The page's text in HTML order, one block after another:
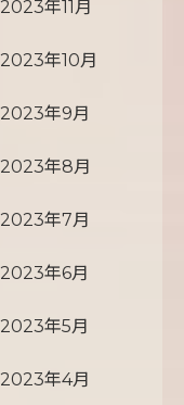
2023年11月
2023年10月
2023年9月
2023年8月
2023年7月
2023年6月
2023年5月
2023年4月